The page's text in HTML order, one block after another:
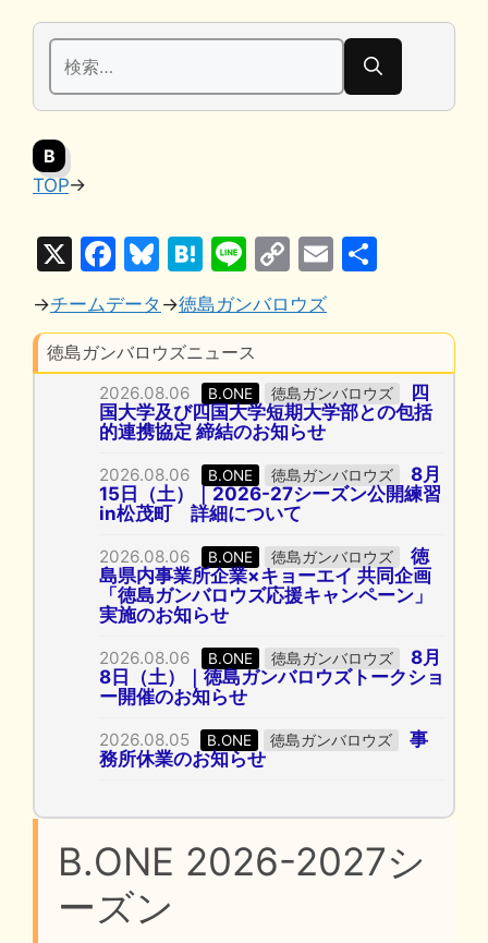
検
索:
B
TOP→
X
F
a
c
e
b
o
o
k
Bl
u
e
s
k
y
H
at
e
n
a
Li
e
C
o
p
Li
n
k
E
ai
→チームデータ →徳島ガンバロウズ
徳島ガンバロウズニュース
2026.08.06 B.ONE 徳島ガンバロウズ
四
国大学及び四国大学短期大学部との包括
的連携協定 締結のお知らせ
2026.08.06 B.ONE 徳島ガンバロウズ
8月
15日（土）｜2026-27シーズン公開練習
in松茂町 詳細について
2026.08.06 B.ONE 徳島ガンバロウズ
徳
島県内事業所企業×キョーエイ 共同企画
「徳島ガンバロウズ応援キャンペーン」
実施のお知らせ
2026.08.06 B.ONE 徳島ガンバロウズ
8月
8日（土）｜徳島ガンバロウズトークショ
ー開催のお知らせ
2026.08.05 B.ONE 徳島ガンバロウズ
事
務所休業のお知らせ
B.ONE 2026-2027シ
ーズン